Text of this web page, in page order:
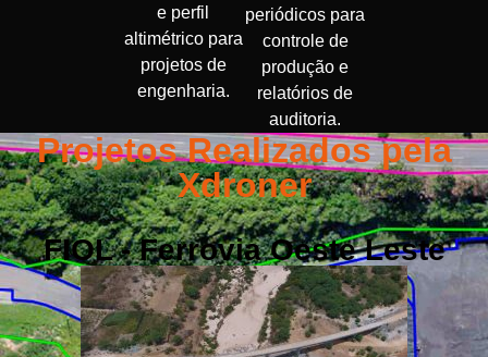
e perfil
altimétrico para
projetos de
engenharia.
periódicos para
controle de
produção e
relatórios de
auditoria.
Projetos Realizados pela
Xdroner
FIOL - Ferrovia Oeste Leste